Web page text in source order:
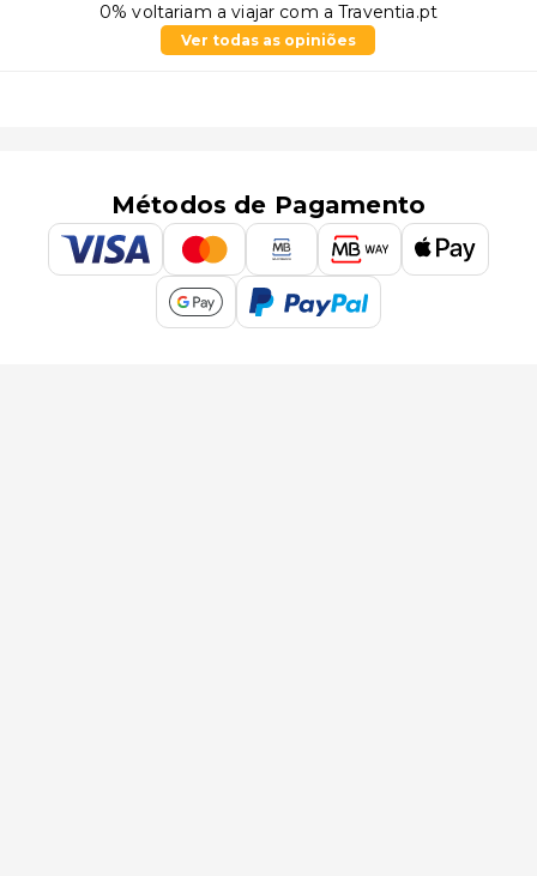
0% voltariam a viajar com a Traventia.pt
Ver todas as opiniões
Métodos de Pagamento